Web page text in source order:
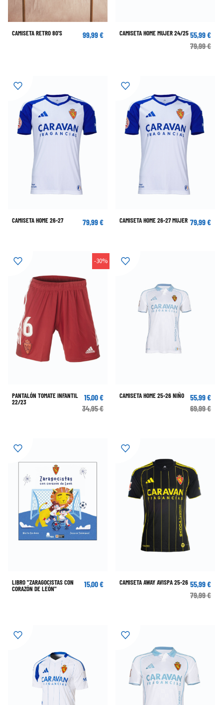
CAMISETA RETRO 80'S 99,99 € CAMISETA HOME MUJER 24/2555,99 €
79,99 €
CAMISETA HOME 26-27 79,99 € CAMISETA HOME 26-27 MUJER 79,99 €
-30%
PANTALÓN TOMATE INFANTIL
22/23
15,00 €
34,95 €
CAMISETA HOME 25-26 NIÑO
55,99 €
69,99 €
LIBRO "ZARAGOCISTAS CON
CORAZÓN DE LEÓN"
15,00 € CAMISETA AWAY AVISPA 25-26 55,99 €
79,99 €